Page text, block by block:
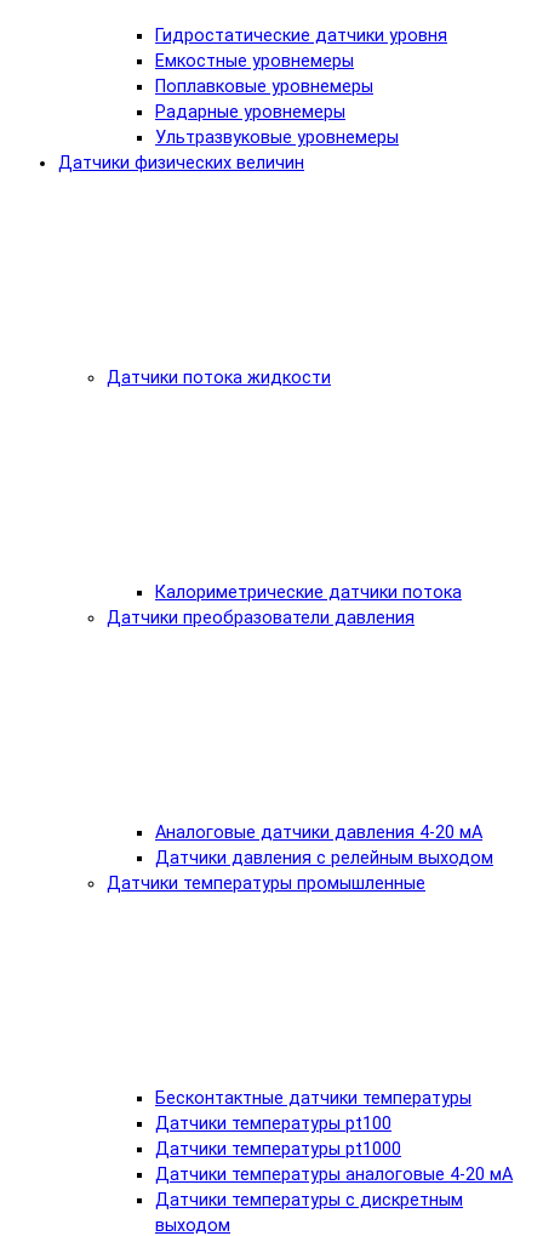
Гидростатические датчики уровня
Емкостные уровнемеры
Поплавковые уровнемеры
Радарные уровнемеры
Ультразвуковые уровнемеры
Датчики физических величин
Датчики потока жидкости
Калориметрические датчики потока
Датчики преобразователи давления
Аналоговые датчики давления 4-20 мА
Датчики давления с релейным выходом
Датчики температуры промышленные
Бесконтактные датчики температуры
Датчики температуры pt100
Датчики температуры pt1000
Датчики температуры аналоговые 4-20 мА
Датчики температуры с дискретным
выходом